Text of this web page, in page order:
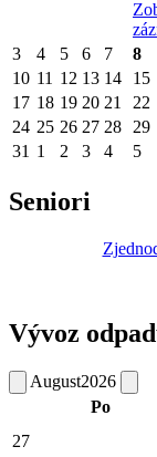
3
4 5 6 7 8
10 11 12 13 14 15
17 18 19 20 21 22
24 25 26 27 28 29
31 1 2 3 4 5
Seniori
Vývoz
August2026
Po
27